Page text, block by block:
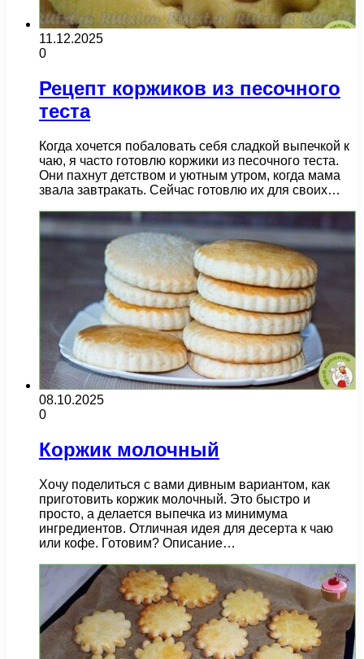
11.12.2025
0
Рецепт коржиков из песочного
теста
Когда хочется побаловать себя сладкой выпечкой к
чаю, я часто готовлю коржики из песочного теста.
Они пахнут детством и уютным утром, когда мама
звала завтракать. Сейчас готовлю их для своих…
08.10.2025
0
Коржик молочный
Хочу поделиться с вами дивным вариантом, как
приготовить коржик молочный. Это быстро и
просто, а делается выпечка из минимума
ингредиентов. Отличная идея для десерта к чаю
или кофе. Готовим? Описание…